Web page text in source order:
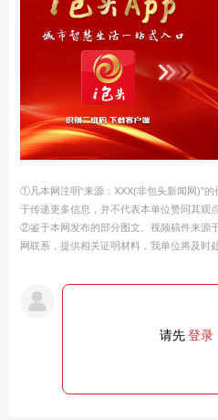
①凡本网注明“来源：XXX(非包头新闻网)”
于传递更多信息，并不代表本单位赞同其观
②鉴于本网发布的部分图文、视频稿件来源
网联系，提供相关证明材料，我单位将及时处
请先登录